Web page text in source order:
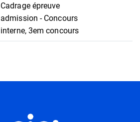
Cadrage épreuve
admission - Concours
interne, 3em concours